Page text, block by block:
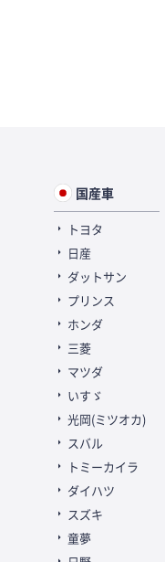
国産車
トヨタ
日産
ダットサン
プリンス
ホンダ
三菱
マツダ
いすゞ
光岡(ミツオカ)
スバル
トミーカイラ
ダイハツ
スズキ
童夢